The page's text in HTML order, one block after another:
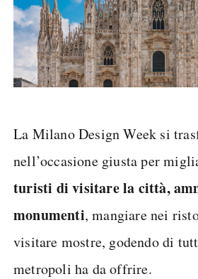
La Milano Design Week si
nell’occasione giusta per
turisti di visitare la città,
monumenti, mangiare nei
visitare mostre, godendo di
metropoli ha da offrire.